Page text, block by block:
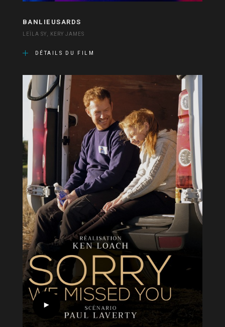
BANLIEUSARDS
LEÏLA SY, KERY JAMES
DÉTAILS DU FILM